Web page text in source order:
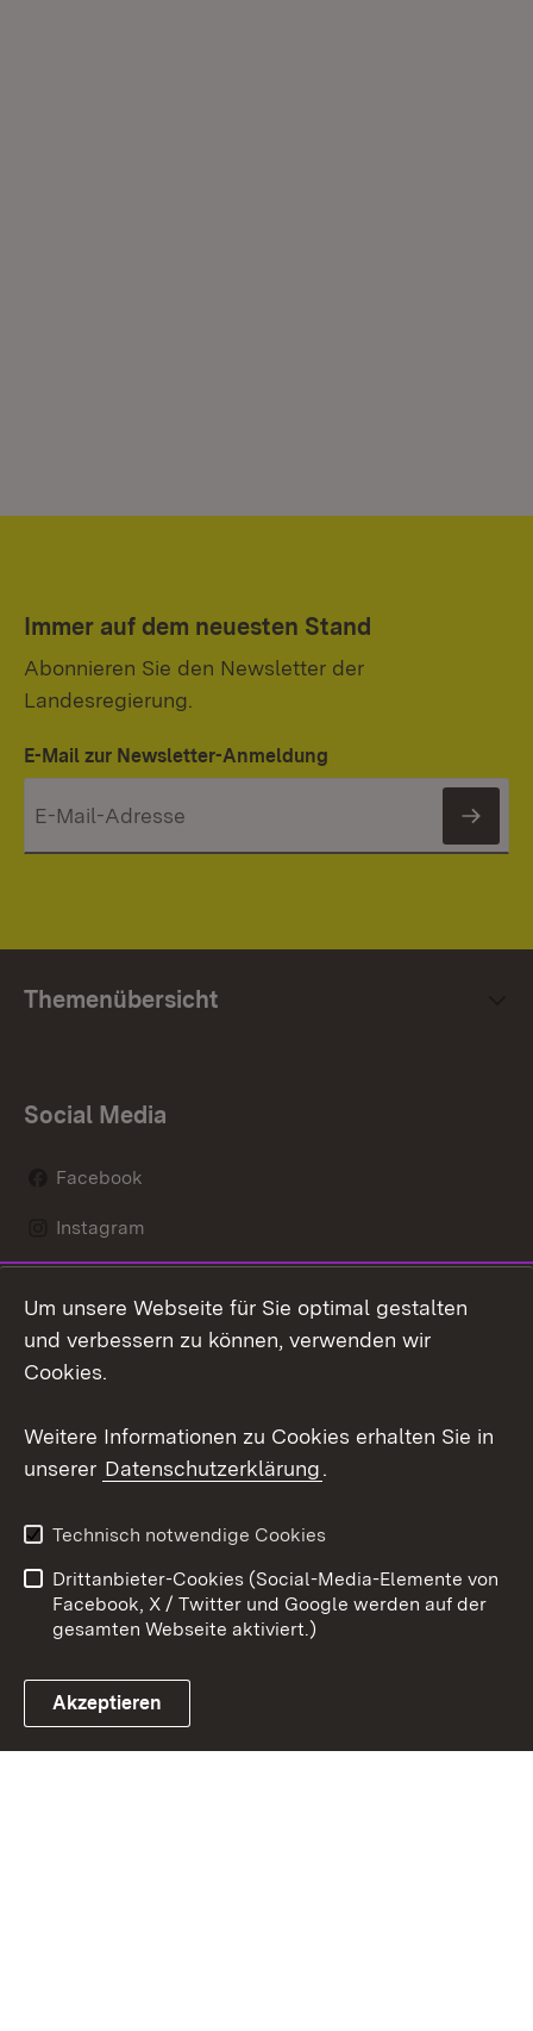
Immer auf dem neuesten Stand
Abonnieren Sie den Newsletter der
Landesregierung.
E-Mail zur Newsletter-Anmeldung
Themenübersicht
Social Media
Facebook
Instagram
Mastodon
Youtube
Link zum Landesportal
Kontakt
Datenschutz
Barrierefreiheit
Impressum Cookies
Um unsere Webseite für Sie optimal gestalten
und verbessern zu können, verwenden wir
Cookies.
Weitere Informationen zu Cookies erhalten Sie in
unserer Datenschutzerklärung.
Technisch notwendige Cookies
Drittanbieter-Cookies (Social-Media-Elemente von
Facebook, X / Twitter und Google werden auf der
gesamten Webseite aktiviert.)
Akzeptieren